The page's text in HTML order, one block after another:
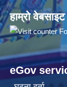
हाम्रो
eGov